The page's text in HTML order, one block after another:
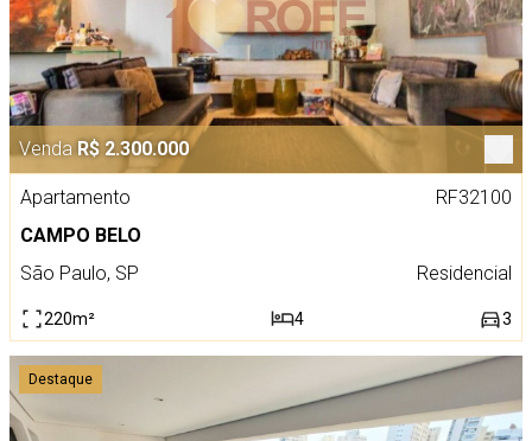
Venda R$ 2.300.000
Apartamento
RF32100
CAMPO BELO
São Paulo, SP
Residencial
220m² 4 3
Destaque